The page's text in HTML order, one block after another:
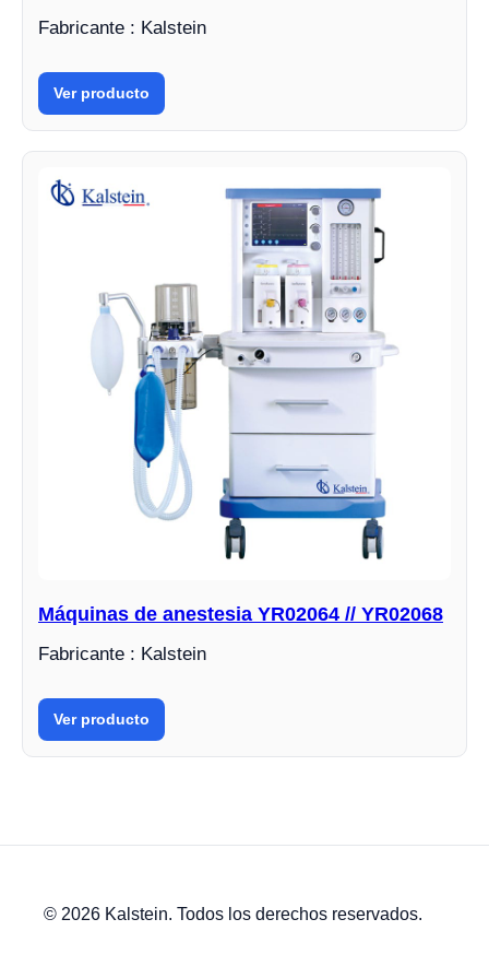
Fabricante : Kalstein
Ver producto
Máquinas de anestesia YR02064 // YR02068
Fabricante : Kalstein
Ver producto
© 2026 Kalstein. Todos los derechos reservados.